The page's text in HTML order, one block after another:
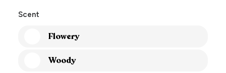
Scent
Flowery
Woody